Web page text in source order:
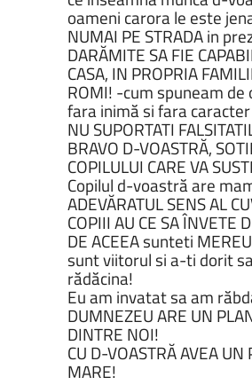
oameni carora le este
NUMAI PE STRADA in
DARĂMITE SA FIE
CASA, IN PROPRIA
ROMI! -cum spuneam
fara inimă si fara
NU SUPORTATI
BRAVO D-VOASTRĂ,
COPILULUI CARE VA
Copilul d-voastră are
ADEVĂRATUL SENS AL
COPIII AU CE SA ÎNVETE
DE ACEEA sunteti
sunt viitorul si a-ti dorit
rădăcina!
Eu am invatat sa am
DUMNEZEU ARE UN
DINTRE NOI!
CU D-VOASTRĂ AVEA UN
MARE!